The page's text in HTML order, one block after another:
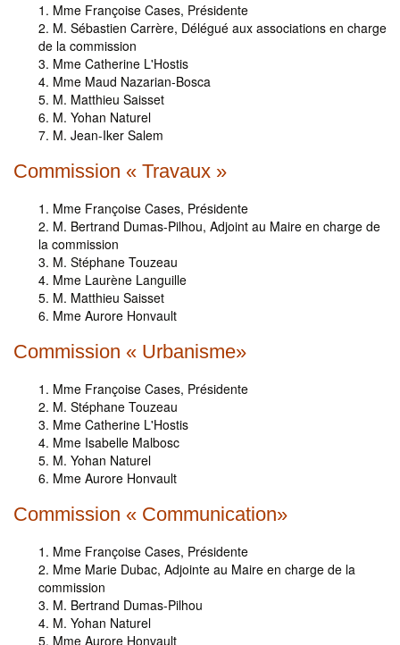
Mme Françoise Cases, Présidente
M. Sébastien Carrère, Délégué aux associations en charge
de la commission
Mme Catherine L'Hostis
Mme Maud Nazarian-Bosca
M. Matthieu Saisset
M. Yohan Naturel
M. Jean-Iker Salem
Commission « Travaux »
Mme Françoise Cases, Présidente
M. Bertrand Dumas-Pilhou, Adjoint au Maire en charge de
la commission
M. Stéphane Touzeau
Mme Laurène Languille
M. Matthieu Saisset
Mme Aurore Honvault
Commission « Urbanisme»
Mme Françoise Cases, Présidente
M. Stéphane Touzeau
Mme Catherine L'Hostis
Mme Isabelle Malbosc
M. Yohan Naturel
Mme Aurore Honvault
Commission « Communication»
Mme Françoise Cases, Présidente
Mme Marie Dubac, Adjointe au Maire en charge de la
commission
M. Bertrand Dumas-Pilhou
M. Yohan Naturel
Mme Aurore Honvault